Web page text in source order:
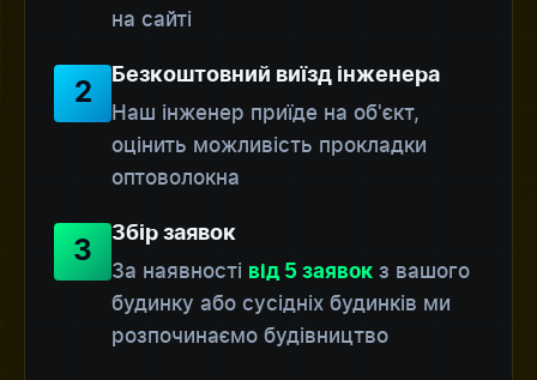
на сайті
2
Безкоштовний виїзд інженера
Наш інженер приїде на об'єкт,
оцінить можливість прокладки
оптоволокна
3
Збір заявок
За наявності від 5 заявок з вашого
будинку або сусідніх будинків ми
розпочинаємо будівництво